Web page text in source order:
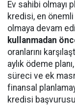
Ev sahibi olmayı
kredisi, en
olmaya devam
kullanmadan
oranlarını
aylık ödeme
süreci ve ek
finansal
kredisi